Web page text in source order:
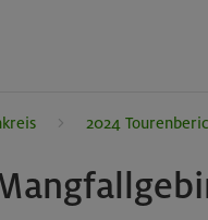
2024